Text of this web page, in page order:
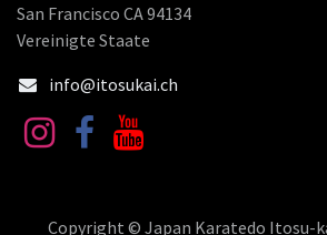
San Francisco CA 94134
Vereinigte Staate
info@itosukai.ch
Copyright © Japan Karatedo Itosu-